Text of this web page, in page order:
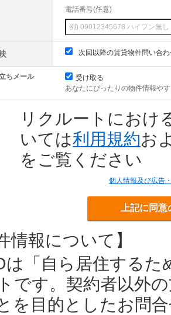
電話番号(任意)
次回以降の賃貸物件問い合
ちメール
受け取る
あなたにぴったりの物件情報や
リクルートにおけ
いては利用規約お
をご覧ください
個人情報及び広告
上記に同
情報について】
は「自ら居住する
です。契約者以外
を目的としたお問